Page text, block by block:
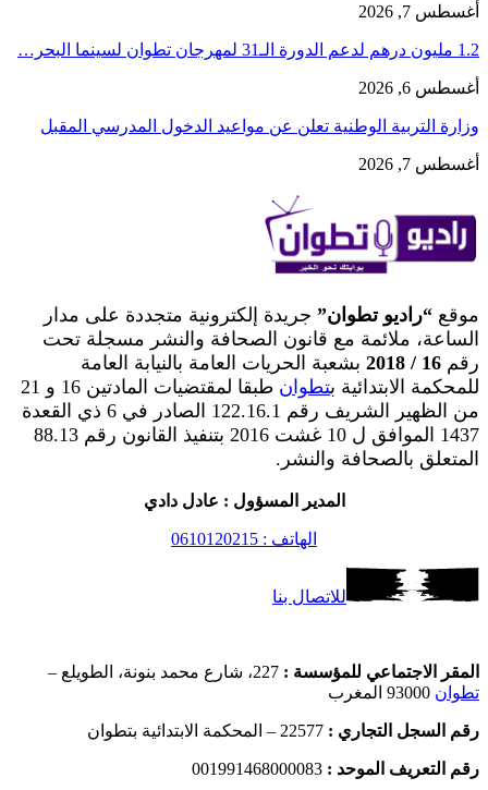
أغسطس 7, 2026
1.2 مليون درهم لدعم الدورة الـ31 لمهرجان تطوان لسينما البحر…
أغسطس 6, 2026
وزارة التربية الوطنية تعلن عن مواعيد الدخول المدرسي المقبل
أغسطس 7, 2026
موقع “راديو تطوان” جريدة إلكترونية متجددة على مدار
الساعة، ملائمة مع قانون الصحافة والنشر مسجلة تحت
رقم 16 / 2018
بشعبة الحريات العامة بالنيابة العامة
للمحكمة الابتدائية بتطوان
طبقا لمقتضيات المادتين 16 و 21
من الظهير الشريف رقم 122.16.1 الصادر في 6 ذي القعدة
1437 الموافق ل 10 غشت 2016 بتنفيذ القانون رقم 88.13
المتعلق بالصحافة والنشر.
المدير المسؤول : عادل دادي
الهاتف : 0610120215
للاتصال بنا
المقر الاجتماعي للمؤسسة : 227، شارع محمد بنونة، الطويلع –
تطوان
رقم السجل التجاري : 22577 – المحكمة الابتدائية بتطوان
رقم التعريف الموحد : 001991468000083